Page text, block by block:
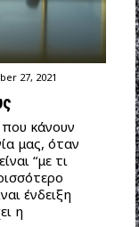
27, 2021
κάνουν
μας, όταν
“με τι
ένδειξη
η